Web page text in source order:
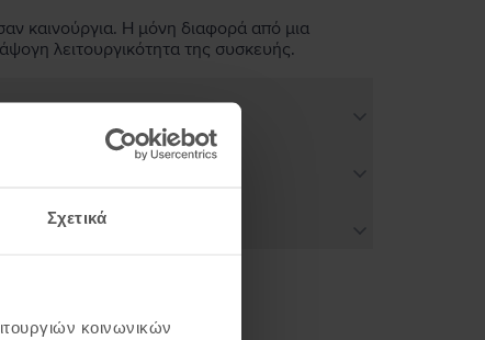
Σχετικά
κοινωνικών
καινούργια. Η μόνη διαφορά από μια
λειτουργικότητα της συσκευής.